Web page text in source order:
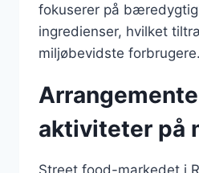
fokuserer på
ingredienser, hvilket
miljøbevidste forbrugere.
aktiviteter på
Street food-markedet i